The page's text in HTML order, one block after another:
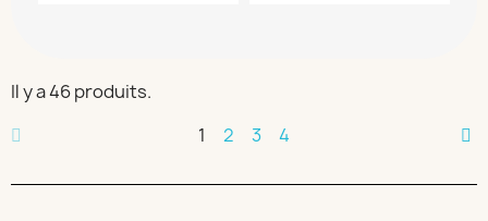
Il y a 46 produits.
1
2 3 4